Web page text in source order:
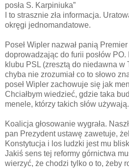
posła S. Karpiniuka”
I to strasznie zła informacja.
okręgi jednomandatowe.
Poseł Wipler nazwał panią Premier
doprowadzając do furii posłów PO.
klubu PSL (zresztą do niedawna w
chyba nie zrozumiał co to słowo
poseł Wipler zachowuje się jak
Chciałbym wiedzieć, gdzie taka
menele, którzy takich słów używają.
Koalicja głosowanie wygrała.
pan Prezydent ustawę zawetuje,
Konstytucja i los ludzki jest mu
Jakiś sens tej reformy górnictwa
wierzyć, że chodzi tylko o to, żeby